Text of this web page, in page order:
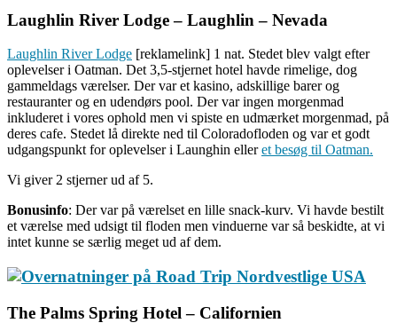
Laughlin River Lodge – Laughlin – Nevada
Laughlin River Lodge [reklamelink] 1 nat. Stedet blev valgt efter
oplevelser i Oatman. Det 3,5-stjernet hotel havde rimelige, dog
gammeldags værelser. Der var et kasino, adskillige barer og
restauranter og en udendørs pool. Der var ingen morgenmad
inkluderet i vores ophold men vi spiste en udmærket morgenmad, på
deres cafe. Stedet lå direkte ned til Coloradofloden og var et godt
udgangspunkt for oplevelser i Launghin elleret besøg til Oatman.
Vi giver 2 stjerner ud af 5.
Bonusinfo: Der var på værelset en lille snack-kurv. Vi havde bestilt
et værelse med udsigt til floden men vinduerne var så beskidte, at vi
intet kunne se særlig meget ud af dem.
The Palms Spring Hotel – Californien